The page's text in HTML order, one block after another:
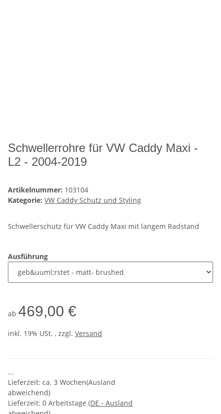
Schwellerrohre für VW Caddy Maxi -
L2 - 2004-2019
Artikelnummer: 103104
Kategorie: VW Caddy Schutz und Styling
Schwellerschutz für VW Caddy Maxi mit langem Radstand
Ausführung
ab 469,00 €
inkl. 19% USt. , zzgl. Versand
...
Lieferzeit: ca. 3 Wochen(Ausland
abweichend)
Lieferzeit: 0 Arbeitstage (DE - Ausland